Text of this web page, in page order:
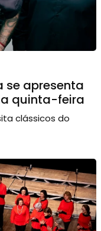
se apresenta
quinta-feira
clássicos do